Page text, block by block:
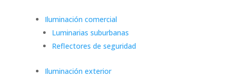
Iluminación comercial
Luminarias suburbanas
Reflectores de seguridad
Iluminación exterior